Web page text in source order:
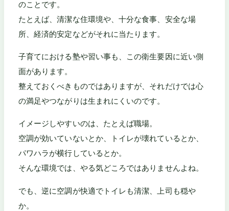
のことです。
たとえば、清潔な住環境や、十分な食事、安全な場
所、経済的安定などがそれに当たります。
子育てにおける塾や習い事も、この衛生要因に近い側
面があります。
整えておくべきものではありますが、それだけでは心
の満足やつながりは生まれにくいのです。
イメージしやすいのは、たとえば職場。
空調が効いていないとか、トイレが壊れているとか、
パワハラが横行しているとか。
そんな環境では、やる気どころではありませんよね。
でも、逆に空調が快適でトイレも清潔、上司も穏や
か。